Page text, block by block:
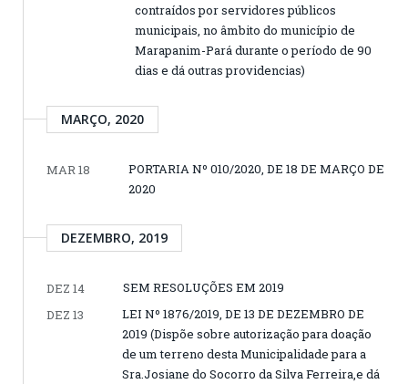
contraídos por servidores públicos
municipais, no âmbito do município de
Marapanim-Pará durante o período de 90
dias e dá outras providencias)
MARÇO, 2020
MAR 18
PORTARIA Nº 010/2020, DE 18 DE MARÇO DE
2020
DEZEMBRO, 2019
DEZ 14
SEM RESOLUÇÕES EM 2019
DEZ 13
LEI Nº 1876/2019, DE 13 DE DEZEMBRO DE
2019 (Dispõe sobre autorização para doação
de um terreno desta Municipalidade para a
Sra.Josiane do Socorro da Silva Ferreira,e dá